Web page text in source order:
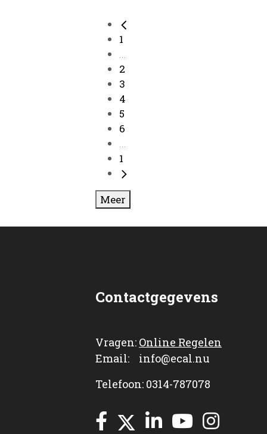
1
...
2
3
4
5
6
...
1
Meer
Contactgegevens
Vragen: Online Regelen
Email: info@ecal.nu
Telefoon: 0314-787078